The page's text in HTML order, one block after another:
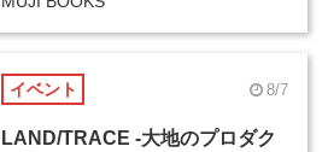
イベント 8/7
LAND/TRACE -大地のプロダク